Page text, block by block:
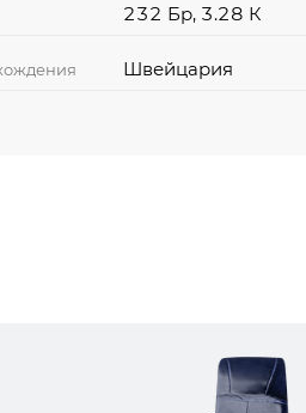
232 Бр, 3.28 К
Швейцария